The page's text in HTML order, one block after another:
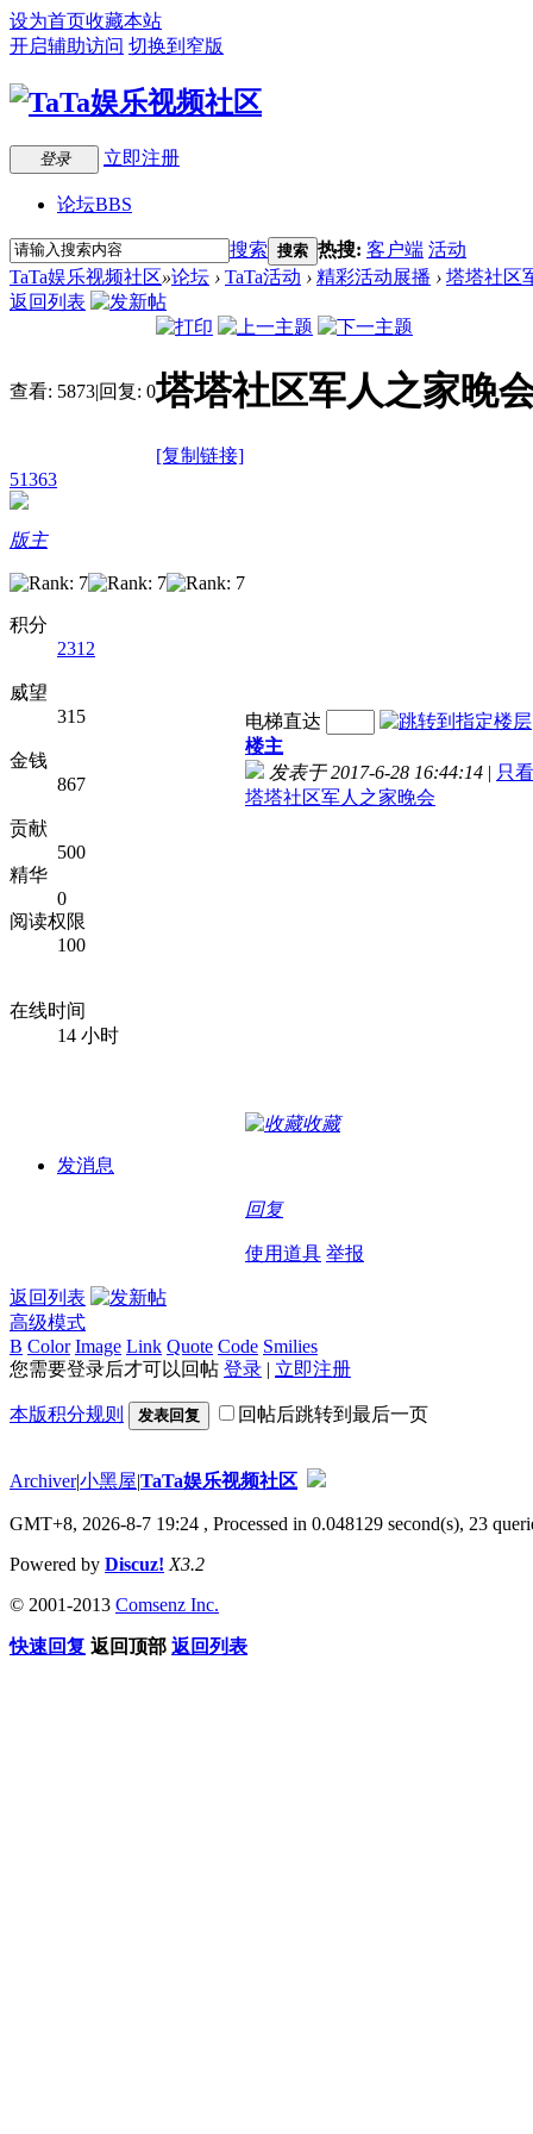
设为首页收藏本站
开启辅助访问 切换到窄版
登录 立即注册
论坛BBS
搜索 搜索 热搜: 客户端 活动
TaTa娱乐视频社区»论坛 › TaTa活动 › 精彩活动展播 › 塔塔社区
返回列表
查看: 5873|回复: 0塔塔社区军人之家晚
[复制链接]
51363
版主
积分
2312
威望
315
金钱
867
贡献
500
精华
0
阅读权限
100
在线时间
14 小时
发消息
电梯直达
楼主
发表于 2017-6-28 16:44:14 | 只
塔塔社区军人之家晚会
收藏
回复
使用道具 举报
返回列表
高级模式
B Color Image Link Quote Code Smilies
您需要登录后才可以回帖 登录 | 立即注册
本版积分规则 发表回复 回帖后跳转到最后一页
Archiver|小黑屋|TaTa娱乐视频社区
GMT+8, 2026-8-7 19:24 , Processed in 0.048129 second(s), 23
Powered by Discuz! X3.2
© 2001-2013 Comsenz Inc.
快速回复 返回顶部 返回列表